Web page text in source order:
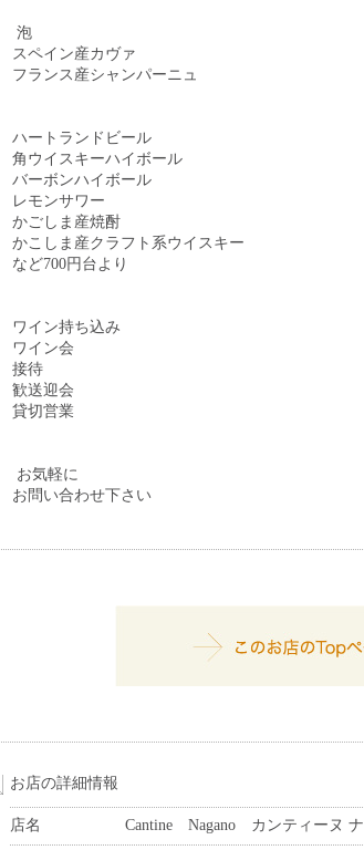
泡
スペイン産カヴァ
フランス産シャンパーニュ
ハートランドビール
角ウイスキーハイボール
バーボンハイボール
レモンサワー
かごしま産焼酎
かこしま産クラフト系ウイスキー
など700円台より
ワイン持ち込み
ワイン会
接待
歓送迎会
貸切営業
お気軽に
お問い合わせ下さい
お店の詳細情報
店名 Cantine Nagano カンティーヌ